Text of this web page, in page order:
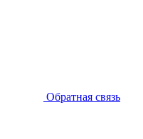
Обратная связь